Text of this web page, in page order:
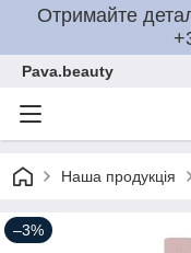
Отримайте
Pava.beauty
Наша продукція
–3%